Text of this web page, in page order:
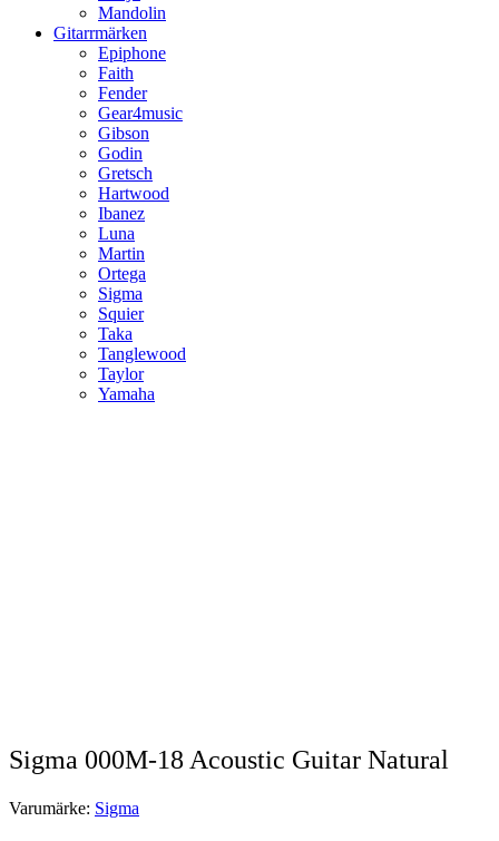
Mandolin
Gitarrmärken
Epiphone
Faith
Fender
Gear4music
Gibson
Godin
Gretsch
Hartwood
Ibanez
Luna
Martin
Ortega
Sigma
Squier
Taka
Tanglewood
Taylor
Yamaha
Sigma 000M-18 Acoustic Guitar Natural
Varumärke: Sigma